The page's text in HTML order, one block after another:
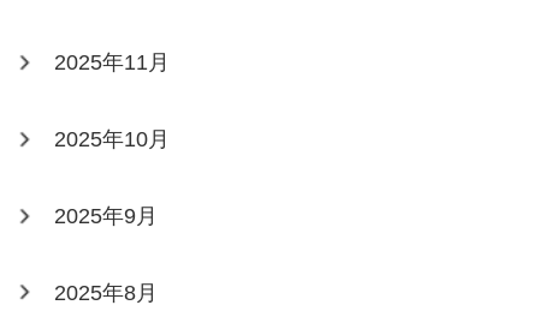
2025年11月
2025年10月
2025年9月
2025年8月